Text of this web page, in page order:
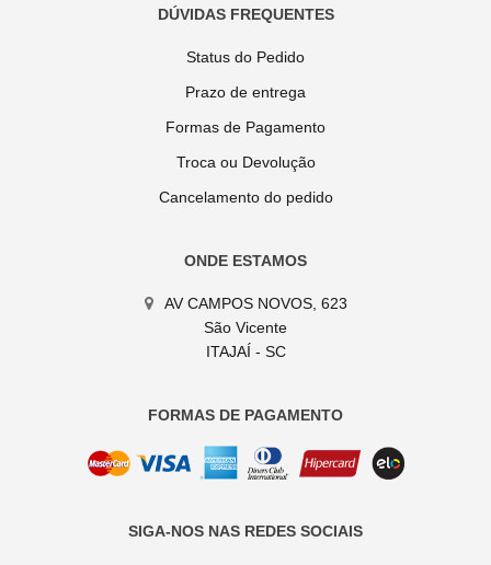
DÚVIDAS FREQUENTES
Status do Pedido
Prazo de entrega
Formas de Pagamento
Troca ou Devolução
Cancelamento do pedido
ONDE ESTAMOS
AV CAMPOS NOVOS, 623
São Vicente
ITAJAÍ - SC
FORMAS DE PAGAMENTO
SIGA-NOS NAS REDES SOCIAIS